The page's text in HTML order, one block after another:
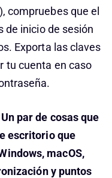
compruebes que el
de inicio de sesión
Exporta las claves
tu cuenta en caso
par de cosas que
escritorio que
macOS,
y puntos